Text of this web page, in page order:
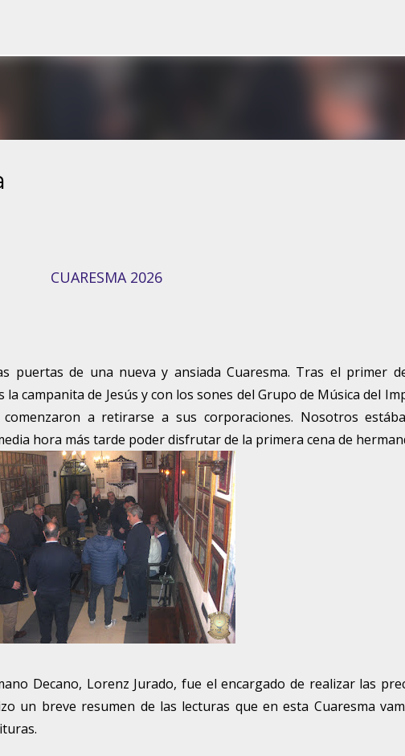
CUARESMA 2026
puertas de una nueva y ansiada Cuaresma. Tras el primer
la campanita de Jesús y con los sones del Grupo de Música del
a retirarse a sus corporaciones. Nosotros
hora más tarde poder disfrutar de la primera cena de
Decano, Lorenz Jurado, fue el encargado de realizar las
un breve resumen de las lecturas que en esta Cuaresma